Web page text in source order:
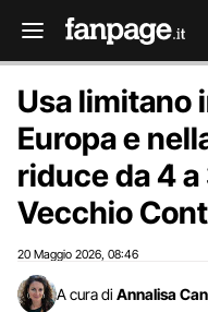
Usa limitano
Europa e
riduce da 4
Vecchio
20 Maggio 2026 08:46
A cura di Annalisa